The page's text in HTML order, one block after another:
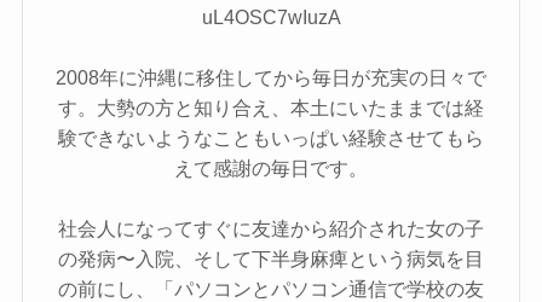
uL4OSC7wIuzA
2008年に沖縄に移住してから毎日が充実の日々で
す。大勢の方と知り合え、本土にいたままでは経
験できないようなこともいっぱい経験させてもら
えて感謝の毎日です。
社会人になってすぐに友達から紹介された女の子
の発病〜入院、そして下半身麻痺という病気を目
の前にし、「パソコンとパソコン通信で学校の友